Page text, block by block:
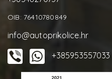
OIB: 76410780849
info@autoprikolice.hr
+385953557033